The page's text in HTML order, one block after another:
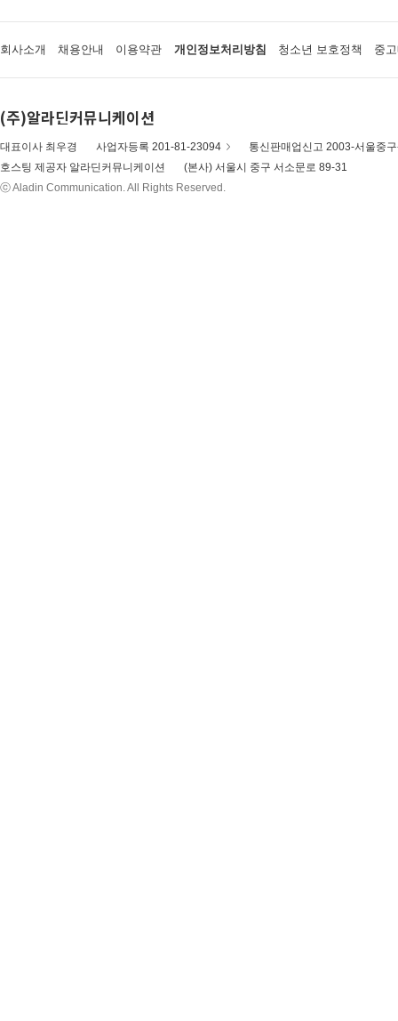
회사소개 채용안내 이용약관 개인정보처리방침 청소년 보호정책 중
(주)알라딘커뮤니케이션
대표이사 최우경 사업자등록 201-81-23094
통신판매업신고 2003-서울중
호스팅 제공자 알라딘커뮤니케이션
(본사) 서울시 중구 서소문로 89-31
ⓒ Aladin Communication. All Rights Reserved.